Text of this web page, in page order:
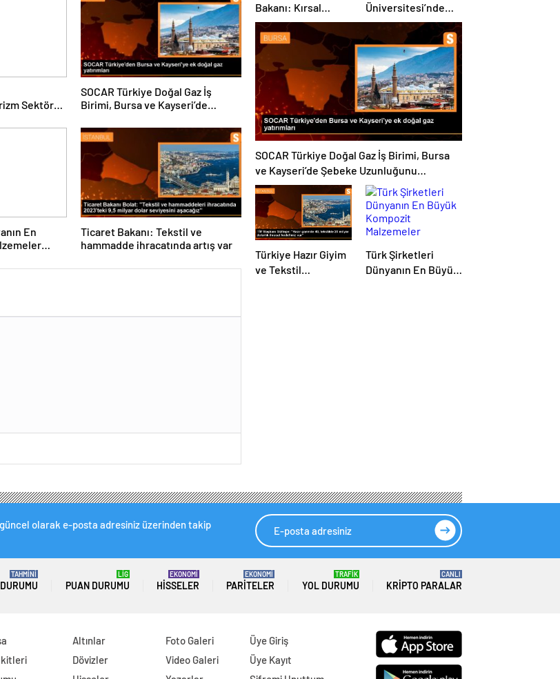
Sektörü
SOCAR Türkiye Doğal Gaz İş
Birimi, Bursa ve Kayseri’de
En
Ticaret Bakanı: Tekstil ve
hammadde ihracatında artış var
Bakanı: Kırsal
kalkınmada
gençlere ve
kadınlara pozitif
ayrımcılık yapıyoruz
Üniversitesi’nde
Turizm Sektörü ve
Öğrenciler Buluştu
SOCAR Türkiye Doğal Gaz İş Birimi, Bursa
ve Kayseri’de Şebeke Uzunluğunu
Artıracak
Türkiye Hazır Giyim
ve Tekstil
Türk Şirketleri
Dünyanın En Büyük
olarak e-posta adresiniz üzerinden takip
TAHMİNİ
PUAN DURUMU
LİG
HISSELER
EKONOMİ
PARITELER
EKONOMİ
YOL DURUMU
TRAFİK
KRIPTO PARALAR
CANLI
Altınlar
Dövizler
Foto Galeri
Video Galeri
Üye Giriş
Üye Kayıt